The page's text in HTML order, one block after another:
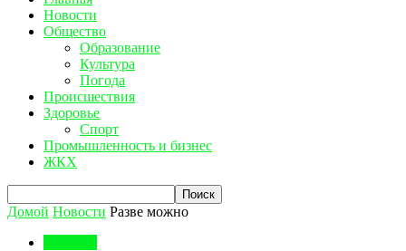
Новости
Общество
Образование
Культура
Погода
Происшествия
Здоровье
Спорт
Промышленность и бизнес
ЖКХ
Домой Новости Разве можно